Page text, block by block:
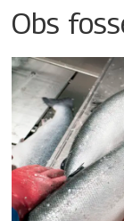
Obs